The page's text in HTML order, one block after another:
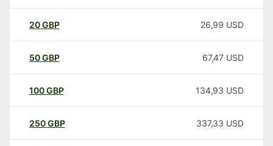
20GBP 26,99 USD
50GBP 67,47 USD
100GBP 134,93 USD
250GBP 337,33 USD